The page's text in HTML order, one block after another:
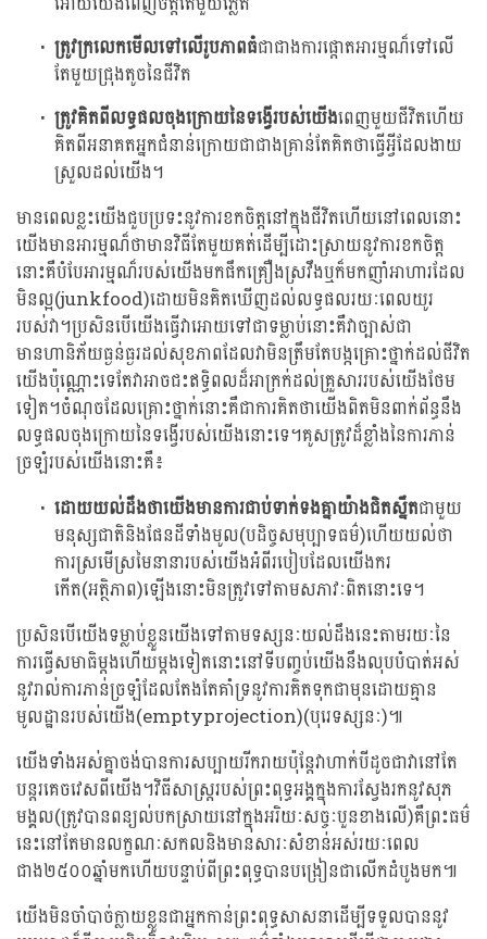
ត្រូវក្រលេកមើលទៅលើរូបភាពធំជាជាងការផ្តោតអារម្មណ៏ទៅលើ
តែមួយជ្រុងតូចនៃជីវិត
ត្រូវគិតពីលទ្ធផលចុងក្រោយនៃទង្វើរបស់យើងពេញមួយជីវិតហើយ
គិតពីអនាគតអ្នកជំនាន់ក្រោយជាជាងគ្រាន់តែគិតថាធ្វើអ្វីដែលងាយ
ស្រួលដល់យើង។
មានពេលខ្លះយើងជួបប្រទះនូវការខកចិត្តនៅក្នុងជីវិតហើយនៅពេលនោះ
យើងមានអារម្មណ៏ថាមានវិធីតែមួយគត់ដើម្បីដោះស្រាយនូវការខកចិត្ត
នោះគឺបំបែអារម្មណ៏របស់យើងមកផឹកគ្រឿងស្រវឹងឬក៏មកញាំអាហារដែល
មិនល្អ(junkfood)ដោយមិនគិតឃើញដល់លទ្ធផលរយៈពេលយូរ
របស់វា។ប្រសិនបើយើងធ្វើវាអោយទៅជាទម្លាប់នោះគឺវាច្បាស់ជា
មានហានិភ័យធ្ងន់ធ្ងរដល់សុខភាពដែលវាមិនត្រឹមតែបង្កគ្រោះថ្នាក់ដល់ជីវិត
យើងប៉ុណ្ណោះទេតែវាអាចជះឥទ្ធិពលដ៏អាក្រក់ដល់គ្រួសាររបស់យើងថែម
ទៀត។ចំណុចដែលគ្រោះថ្នាក់នោះគឺជាការគិតថាយើងពិតមិនពាក់ព័ន្ធនឹង
លទ្ធផលចុងក្រោយនៃទង្វើរបស់យើងនោះទេ។គូសត្រូវដ៏ខ្លាំងនៃការភាន់
ច្រឡំរបស់យើងនោះគឺ៖
ដោយយល់ដឹងថាយើងមានការជាប់ទាក់ទងគ្នាយ៉ាងជិតស្នឹតជាមួយ
មនុស្សជាតិនិងផែនដីទាំងមូល(បដិច្ចសមុប្បាទធម៌)ហើយយល់ថា
ការស្រមើស្រមៃនានារបស់យើងអំពីរបៀបដែលយើងករ
កើត(អត្ថិភាព)ឡើងនោះមិនត្រូវទៅតាមសភាវៈពិតនោះទេ។
ប្រសិនបើយើងទម្លាប់ខ្លួនយើងទៅតាមទស្សនៈយល់ដឹងនេះតាមរយៈនៃ
ការធ្វើសមាធិម្តងហើយម្តងទៀតនោះនៅទីបញ្ចប់យើងនឹងលុបបំបាត់អស់
នូវរាល់ការភាន់ច្រឡំដែលតែងតែគាំទ្រនូវការគិតទុកជាមុនដោយគ្មាន
មូលដ្ឋានរបស់យើង(emptyprojection)(បុរេទស្សនៈ)៕
យើងទាំងអស់គ្នាចង់បានការសប្បាយរីករាយប៉ុន្តែវាហាក់បីដូចជាវានៅតែ
បន្តរគេចវេសពីយើង។វិធីសាស្រ្តរបស់ព្រះពុទ្ធអង្គក្នុងការស្វែងរកនូវសុភ
មង្គល(ត្រូវបានពន្យល់បកស្រាយនៅក្នុងអរិយៈសច្ចៈបួនខាងលើ)គឺព្រះធម៌
នេះនៅតែមានលក្ខណៈសកលនិងមានសារៈសំខាន់អស់រយៈពេល
ជាង២៥០០ឆ្នាំមកហើយបន្ទាប់ពីព្រះពុទ្ធបានបង្រៀនជាលើកដំបូងមក៕
យើងមិនចាំបាច់ក្លាយខ្លួនជាអ្នកកាន់ព្រះពុទ្ធសាសនាដើម្បីទទួលបាននូវ